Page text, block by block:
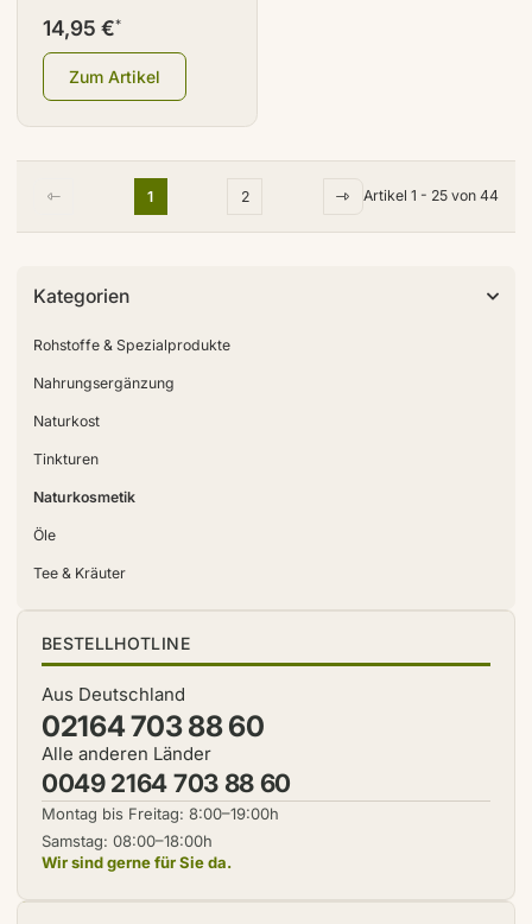
14,95 €*
Zum Artikel
Artikel 1 - 25 von 44
1 2
Kategorien
Rohstoffe & Spezialprodukte
Nahrungsergänzung
Naturkost
Tinkturen
Naturkosmetik
Öle
Tee & Kräuter
BESTELLHOTLINE
Aus Deutschland
02164 703 88 60
Alle anderen Länder
0049 2164 703 88 60
Montag bis Freitag: 8:00–19:00h
Samstag: 08:00–18:00h
Wir sind gerne für Sie da.